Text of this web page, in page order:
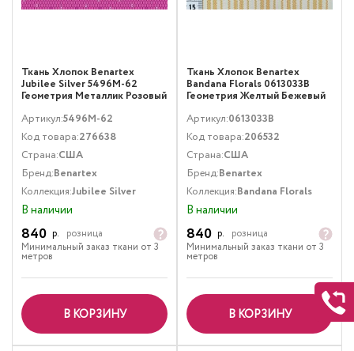
Ткань Хлопок Benartex
Jubilee Silver 5496M-62
Геометрия Металлик Розовый
Артикул:5496M-62
Код товара:276638
Страна:США
Бренд:Benartex
Коллекция:Jubilee Silver
В наличии
840 р.
розница
Минимальный заказ ткани от 3
метров
В КОРЗИНУ
Ткань Хлопок Benartex
Bandana Florals 0613033B
Геометрия Желтый Бежевый
Артикул:0613033B
Код товара:206532
Страна:США
Бренд:Benartex
Коллекция:Bandana Florals
В наличии
840 р.
розница
Минимальный заказ ткани от 3
метров
В КОРЗИНУ